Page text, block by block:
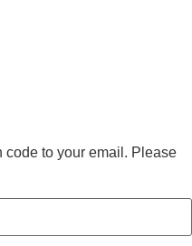
code to your email. Please